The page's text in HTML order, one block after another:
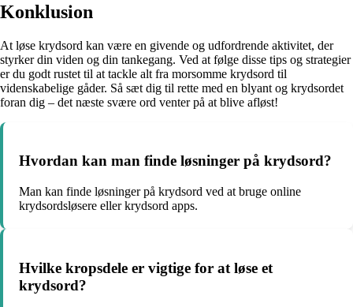
Konklusion
At løse krydsord kan være en givende og udfordrende aktivitet, der
styrker din viden og din tankegang. Ved at følge disse tips og strategier
er du godt rustet til at tackle alt fra morsomme krydsord til
videnskabelige gåder. Så sæt dig til rette med en blyant og krydsordet
foran dig – det næste svære ord venter på at blive afløst!
Hvordan kan man finde løsninger på krydsord?
Man kan finde løsninger på krydsord ved at bruge online
krydsordsløsere eller krydsord apps.
Hvilke kropsdele er vigtige for at løse et
krydsord?